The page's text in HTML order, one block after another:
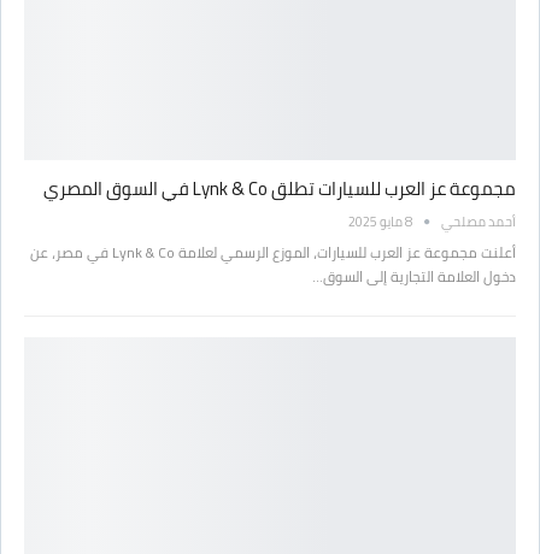
مجموعة عز العرب للسيارات تطلق Lynk & Co في السوق المصري
أحمد مصلحي 8 مايو 2025
أعلنت مجموعة عز العرب للسيارات، الموزع الرسمي لعلامة Lynk & Co في مصر، عن
دخول العلامة التجارية إلى السوق…